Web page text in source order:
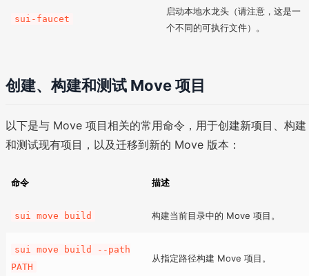
sui-faucet
启动本地水龙头（请注意，这是一
个不同的可执行文件）。
创建、构建和测试 Move 项目
以下是与 Move 项目相关的常用命令，用于创建新项目、构建
和测试现有项目，以及迁移到新的 Move 版本：
命令 描述
sui move build 构建当前目录中的 Move 项目。
sui move build --path
PATH
从指定路径构建 Move 项目。